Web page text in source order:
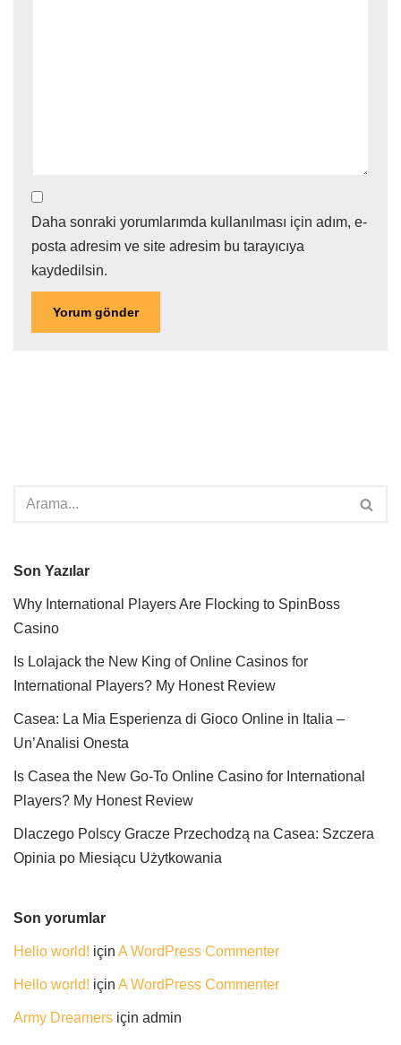
Daha sonraki yorumlarımda kullanılması için adım, e-
posta adresim ve site adresim bu tarayıcıya
kaydedilsin.
Son Yazılar
Why International Players Are Flocking to SpinBoss
Casino
Is Lolajack the New King of Online Casinos for
International Players? My Honest Review
Casea: La Mia Esperienza di Gioco Online in Italia –
Un’Analisi Onesta
Is Casea the New Go-To Online Casino for International
Players? My Honest Review
Dlaczego Polscy Gracze Przechodzą na Casea: Szczera
Opinia po Miesiącu Użytkowania
Son yorumlar
Hello world! için A WordPress Commenter
Hello world! için A WordPress Commenter
Army Dreamers için admin